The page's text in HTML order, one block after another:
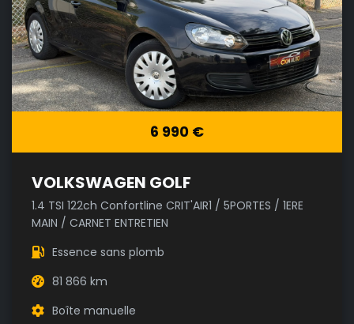
6 990 €
VOLKSWAGEN GOLF
1.4 TSI 122ch Confortline CRIT'AIR1 / 5PORTES / 1ERE
MAIN / CARNET ENTRETIEN
Essence sans plomb
81 866 km
Boîte manuelle